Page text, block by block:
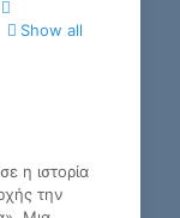
Show all
η ιστορία
την